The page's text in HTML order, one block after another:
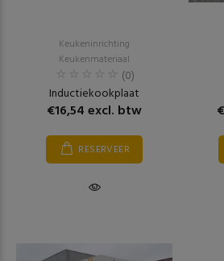
Keukeninrichting
Keukenmateriaal
(0)
Inductiekookplaat
€16,54 excl. btw
RESERVEER